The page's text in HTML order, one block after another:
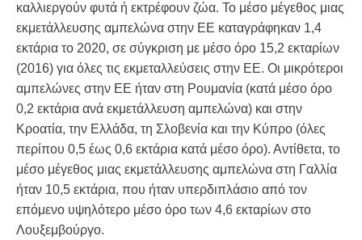
καλλιεργούν φυτά ή εκτρέφουν ζώα. Το μέσο μέγεθος μιας
εκμετάλλευσης αμπελώνα στην ΕΕ καταγράφηκαν 1,4
εκτάρια το 2020, σε σύγκριση με μέσο όρο 15,2 εκταρίων
(2016) για όλες τις εκμεταλλεύσεις στην ΕΕ. Οι μικρότεροι
αμπελώνες στην ΕΕ ήταν στη Ρουμανία (κατά μέσο όρο
0,2 εκτάρια ανά εκμετάλλευση αμπελώνα) και στην
Κροατία, την Ελλάδα, τη Σλοβενία και την Κύπρο (όλες
περίπου 0,5 έως 0,6 εκτάρια κατά μέσο όρο). Αντίθετα, το
μέσο μέγεθος μιας εκμετάλλευσης αμπελώνα στη Γαλλία
ήταν 10,5 εκτάρια, που ήταν υπερδιπλάσιο από τον
επόμενο υψηλότερο μέσο όρο των 4,6 εκταρίων στο
Λουξεμβούργο.